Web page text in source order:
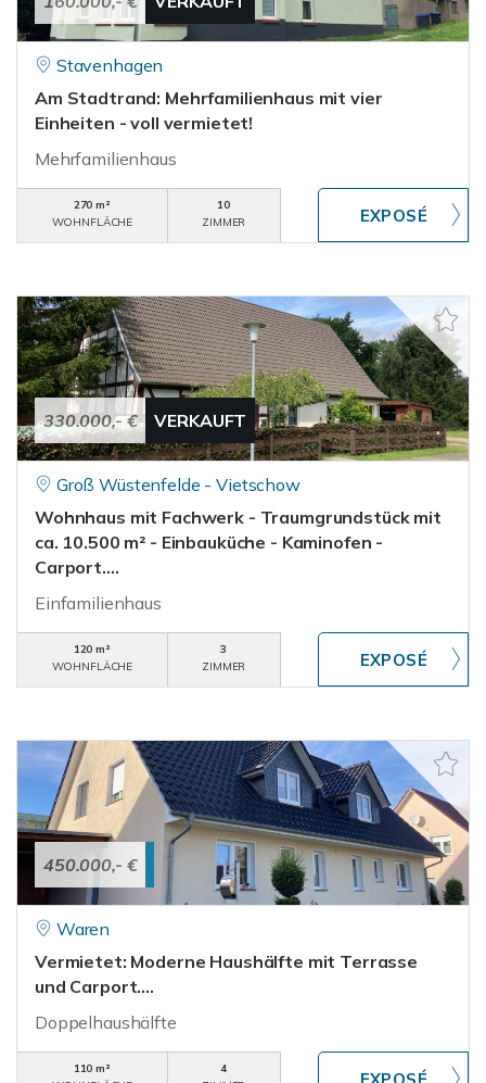
Stavenhagen
Am Stadtrand: Mehrfamilienhaus mit vier
Einheiten - voll vermietet!
Mehrfamilienhaus
270 m²
WOHNFLÄCHE
10
ZIMMER
330.000,- € VERKAUFT
Groß Wüstenfelde - Vietschow
Wohnhaus mit Fachwerk - Traumgrundstück mit
ca. 10.500 m² - Einbauküche - Kaminofen -
Carport....
Einfamilienhaus
120 m²
WOHNFLÄCHE
3
ZIMMER
450.000,- €
Waren
Vermietet: Moderne Haushälfte mit Terrasse
und Carport....
Doppelhaushälfte
110 m²
4